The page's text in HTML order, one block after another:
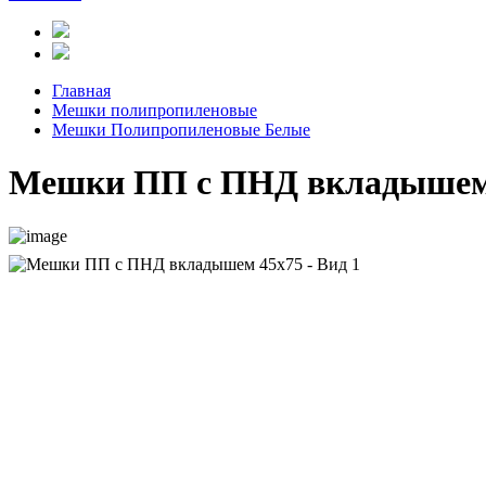
Главная
Мешки полипропиленовые
Мешки Полипропиленовые Белые
Мешки ПП с ПНД вкладышем